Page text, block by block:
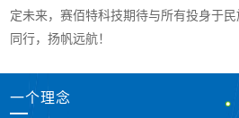
定未来，赛佰特科技期待与所有投身于
同行，扬帆远航！
一个理念